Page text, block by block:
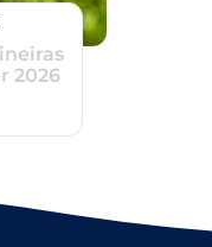
2026